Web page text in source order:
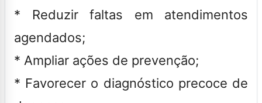
* Reduzir faltas em atendimentos
agendados;
* Ampliar ações de prevenção;
* Favorecer o diagnóstico precoce de